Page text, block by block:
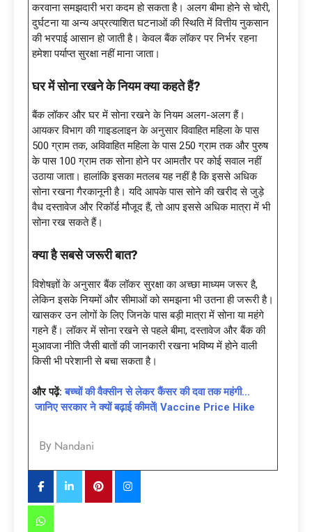
करवाना समझदारी भरा कदम हो सकता है। अलग बीमा होने से चोरी,
दुर्घटना या अन्य अप्रत्याशित घटनाओं की स्थिति में वित्तीय नुकसान
की भरपाई आसान हो जाती है। केवल बैंक लॉकर पर निर्भर रहना
हमेशा पर्याप्त सुरक्षा नहीं माना जाता।
घर में सोना रखने के नियम क्या कहते हैं?
बैंक लॉकर और घर में सोना रखने के नियम अलग-अलग हैं।
आयकर विभाग की गाइडलाइन के अनुसार विवाहित महिला के पास
500 ग्राम तक, अविवाहित महिला के पास 250 ग्राम तक और पुरुष
के पास 100 ग्राम तक सोना होने पर आमतौर पर कोई सवाल नहीं
उठाया जाता। हालांकि इसका मतलब यह नहीं है कि इससे अधिक
सोना रखना गैरकानूनी है। यदि आपके पास सोने की खरीद से जुड़े
वैध दस्तावेज और रिकॉर्ड मौजूद हैं, तो आप इससे अधिक मात्रा में भी
सोना रख सकते हैं।
क्या है सबसे जरूरी बात?
विशेषज्ञों के अनुसार बैंक लॉकर सुरक्षा का अच्छा माध्यम जरूर है,
लेकिन इसके नियमों और सीमाओं को समझना भी उतना ही जरूरी है।
खासकर उन लोगों के लिए जिनके पास बड़ी मात्रा में सोना या महंगे
गहने हैं। लॉकर में सोना रखने से पहले बीमा, दस्तावेज और बैंक की
मुआवजा नीति जैसी बातों की जानकारी रखना भविष्य में होने वाली
किसी भी परेशानी से बचा सकता है।
और पढ़ें:बच्चों की वैक्सीन से लेकर कैंसर की दवा तक महंगी…
जानिए सरकार ने क्यों बढ़ाई कीमतें| Vaccine Price Hike
By Nandani